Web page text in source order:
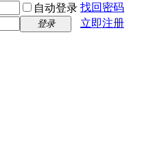
自动登录 找回密码
登录
立即注册